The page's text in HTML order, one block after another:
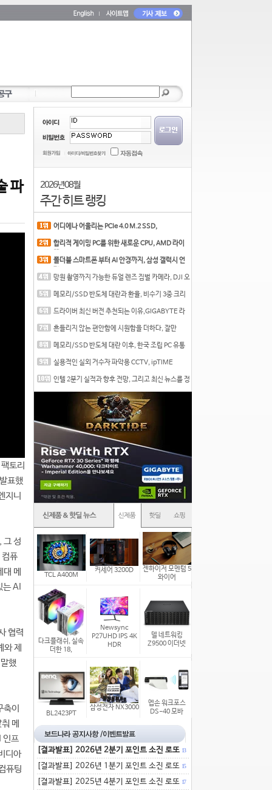
파
토리
표했
지니
그 성
컴퓨
메
AI
협력
제
했
이
메
인프
디아
퓨팅
2026년 08월
주간 히트 랭킹
어디에나 어울리는 PCIe 4.0 M.2 SSD,
합리적 게이밍 PC를 위한 새로운 CPU, AMD 라이
폴더블 스마트폰 부터 AI 안경까지, 삼성 갤럭시 언
망원 촬영까지 가능한 듀얼 렌즈 짐벌 카메라, DJI 오
메모리/SSD 반도체 대란과 환율, 비수기 3중 크리
드라이버 최신 버전 추천되는 이유,GIGABYTE 라
흔들리지 않는 편안함에 시원함을 더하다, 잘만
메모리/SSD 반도체 대란 이후, 한국 조립 PC 유통
실용적인 실외 거수자 파악용 CCTV, ipTIME
인텔 2분기 실적과 향후 전망, 그리고 최신 뉴스를 정
TCL A400M
커세어 3200D
젠하이저 모멘텀 5
와이어
다크플래쉬, 실속
더한 18,
Newsync
P27UHD IPS 4K
HDR
델 네트워킹
Z9500 이더넷
BL2423PT
삼성전자 NX3000
엡손 워크포스
DS-40 모바
[결과발표] 2026년 2분기 포인트 소진 로또 13
[결과발표] 2026년 1분기 포인트 소진 로또 15
[결과발표] 2025년 4분기 포인트 소진 로또 17